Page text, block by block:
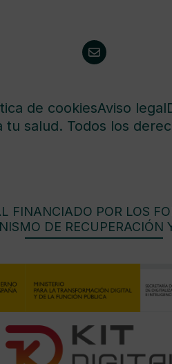
de cookiesAviso legal
tu salud. Todos los
FINANCIADO POR LOS
DE RECUPERACIÓN